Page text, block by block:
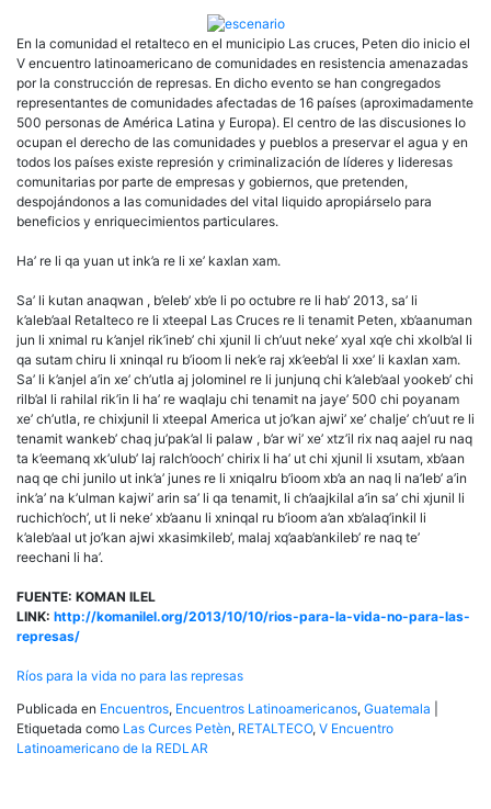
no
para
las
represas
En la comunidad el retalteco en el municipio Las cruces, Peten dio inicio el
V encuentro latinoamericano de comunidades en resistencia amenazadas
por la construcción de represas. En dicho evento se han congregados
representantes de comunidades afectadas de 16 países (aproximadamente
500 personas de América Latina y Europa). El centro de las discusiones lo
ocupan el derecho de las comunidades y pueblos a preservar el agua y en
todos los países existe represión y criminalización de líderes y lideresas
comunitarias por parte de empresas y gobiernos, que pretenden,
despojándonos a las comunidades del vital liquido apropiárselo para
beneficios y enriquecimientos particulares.
Ha’ re li qa yuan ut ink’a re li xe’ kaxlan xam.
Sa’ li kutan anaqwan , b’eleb’ xb’e li po octubre re li hab’ 2013, sa’ li
k’aleb’aal Retalteco re li xteepal Las Cruces re li tenamit Peten, xb’aanuman
jun li xnimal ru k’anjel rik’ineb’ chi xjunil li ch’uut neke’ xyal xq’e chi xkolb’al li
qa sutam chiru li xninqal ru b’ioom li nek’e raj xk’eeb’al li xxe’ li kaxlan xam.
Sa’ li k’anjel a’in xe’ ch’utla aj jolominel re li junjunq chi k’aleb’aal yookeb’ chi
rilb’al li rahilal rik’in li ha’ re waqlaju chi tenamit na jaye’ 500 chi poyanam
xe’ ch’utla, re chixjunil li xteepal America ut jo’kan ajwi’ xe’ chalje’ ch’uut re li
tenamit wankeb’ chaq ju’pak’al li palaw , b’ar wi’ xe’ xtz’il rix naq aajel ru naq
ta k’eemanq xk’ulub’ laj ralch’ooch’ chirix li ha’ ut chi xjunil li xsutam, xb’aan
naq qe chi junilo ut ink’a’ junes re li xniqalru b’ioom xb’a an naq li na’leb’ a’in
ink’a’ na k’ulman kajwi’ arin sa’ li qa tenamit, li ch’aajkilal a’in sa’ chi xjunil li
ruchich’och’, ut li neke’ xb’aanu li xninqal ru b’ioom a’an xb’alaq’inkil li
k’aleb’aal ut jo’kan ajwi xkasimkileb’, malaj xq’aab’ankileb’ re naq te’
reechani li ha’.
FUENTE: KOMAN ILEL
LINK: http://komanilel.org/2013/10/10/rios-para-la-vida-no-para-las-
represas/
Ríos para la vida no para las represas
Publicada en Encuentros, Encuentros Latinoamericanos, Guatemala
Etiquetada como Las Curces Petèn, RETALTECO, V Encuentro
Latinoamericano de la REDLAR